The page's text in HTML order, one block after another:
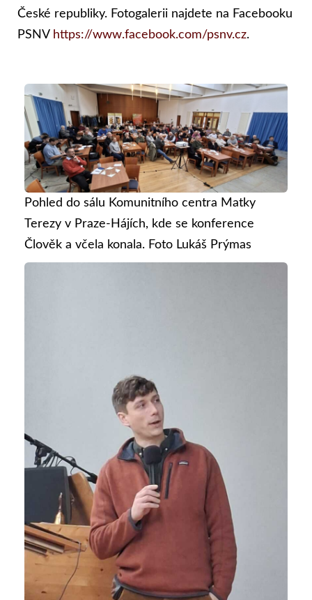
České republiky. Fotogalerii najdete na Facebooku
PSNV https://www.facebook.com/psnv.cz.
Pohled do sálu Komunitního centra Matky
Terezy v Praze-Hájích, kde se konference
Člověk a včela konala. Foto Lukáš Prýmas